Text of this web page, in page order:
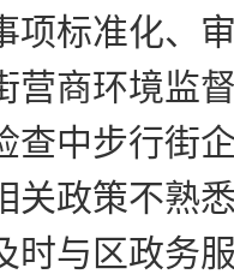
项标准化、
营商环境监
查中步行街
关政策不熟
时与区政务